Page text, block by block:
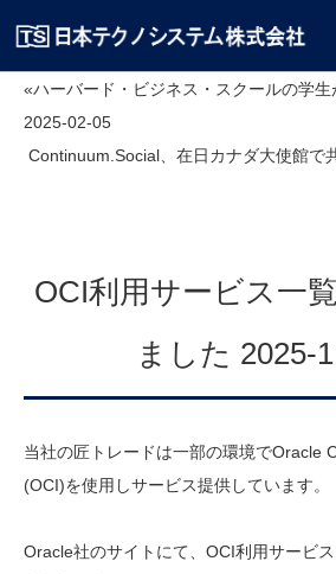
«ハーバード・ビジネス・スクールの学生
2025-02-05
Continuum.Social、在日カナダ大使館で
OCI利用サービス一
ました 2025-
当社の匠トレードは一部の環境でOracle
(OCI)を使用しサービス提供しています。
Oracle社のサイトにて、OCI利用サービ